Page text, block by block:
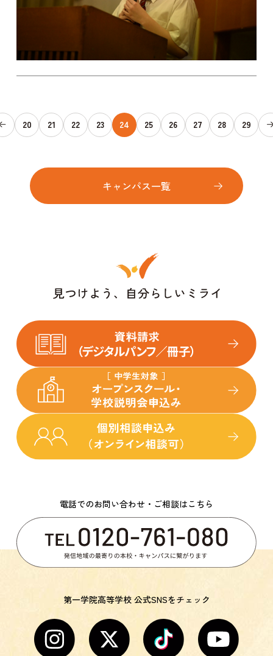
20 21 22 23 24 25 26 27 28 29
キャンパス一覧
電話でのお問い合わせ・ご相談はこちら
第一学院高等学校 公式SNSをチェック